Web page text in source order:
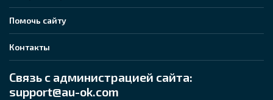
Помочь сайту
Контакты
Связь с администрацией сайта:
support@au-ok.com